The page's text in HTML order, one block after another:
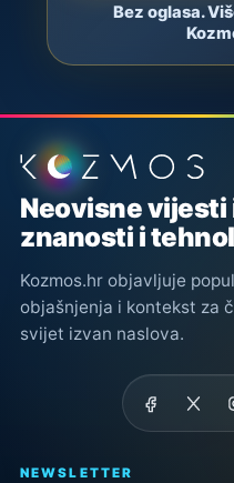
Bez oglasa.
Podnožje stranice
Neovisne vijesti
znanosti i
Kozmos.hr objavljuje
objašnjenja i kontekst za
svijet izvan naslova.
NEWSLETTER